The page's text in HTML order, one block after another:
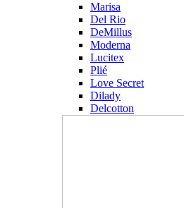
Marisa
Del Rio
DeMillus
Moderna
Lucitex
Plié
Love Secret
Dilady
Delcotton